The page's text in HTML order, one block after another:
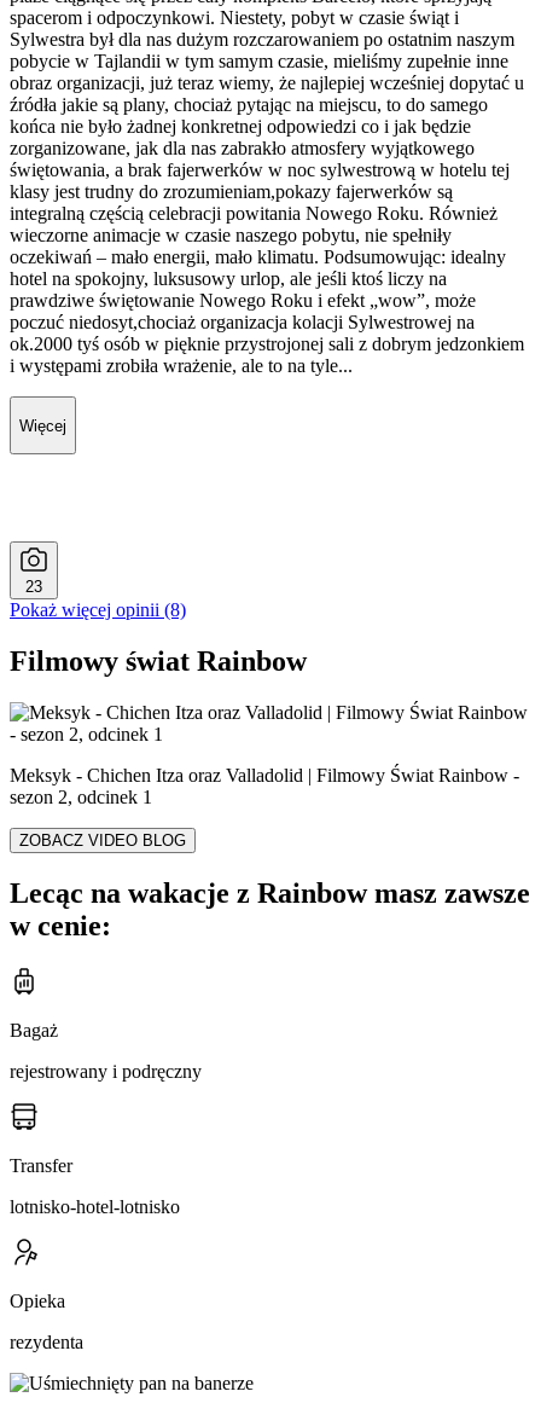
spacerom i odpoczynkowi. Niestety, pobyt w czasie świąt i
Sylwestra był dla nas dużym rozczarowaniem po ostatnim naszym
pobycie w Tajlandii w tym samym czasie, mieliśmy zupełnie inne
obraz organizacji, już teraz wiemy, że najlepiej wcześniej dopytać u
źródła jakie są plany, chociaż pytając na miejscu, to do samego
końca nie było żadnej konkretnej odpowiedzi co i jak będzie
zorganizowane, jak dla nas zabrakło atmosfery wyjątkowego
świętowania, a brak fajerwerków w noc sylwestrową w hotelu tej
klasy jest trudny do zrozumieniam,pokazy fajerwerków są
integralną częścią celebracji powitania Nowego Roku. Również
wieczorne animacje w czasie naszego pobytu, nie spełniły
oczekiwań – mało energii, mało klimatu. Podsumowując: idealny
hotel na spokojny, luksusowy urlop, ale jeśli ktoś liczy na
prawdziwe świętowanie Nowego Roku i efekt „wow”, może
poczuć niedosyt,chociaż organizacja kolacji Sylwestrowej na
ok.2000 tyś osób w pięknie przystrojonej sali z dobrym jedzonkiem
i występami zrobiła wrażenie, ale to na tyle...
Więcej
23
Pokaż więcej opinii (8)
Filmowy świat Rainbow
Meksyk - Chichen Itza oraz Valladolid | Filmowy Świat Rainbow -
sezon 2, odcinek 1
ZOBACZ VIDEO BLOG
Lecąc na wakacje z Rainbow masz zawsze
w cenie:
Bagaż
rejestrowany i podręczny
Transfer
lotnisko-hotel-lotnisko
Opieka
rezydenta